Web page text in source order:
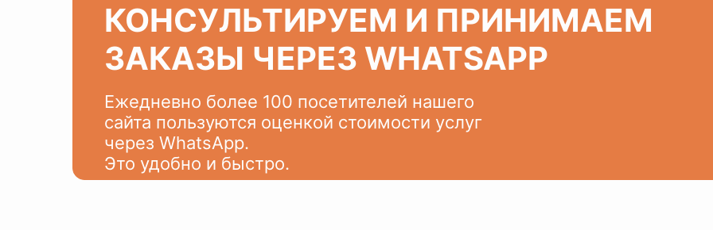
КОНСУЛЬТИРУЕМ И ПРИНИМАЕМ
ЗАКАЗЫ ЧЕРЕЗ WHATSAPP
Ежедневно более 100 посетителей нашего
сайта пользуются оценкой стоимости услуг
через WhatsApp.
Это удобно и быстро.